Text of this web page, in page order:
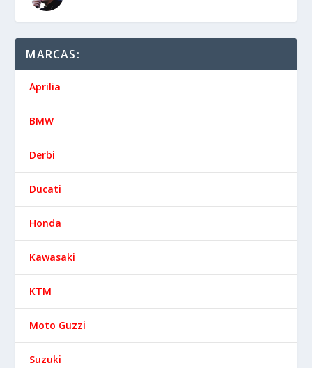
MARCAS:
Aprilia
BMW
Derbi
Ducati
Honda
Kawasaki
KTM
Moto Guzzi
Suzuki